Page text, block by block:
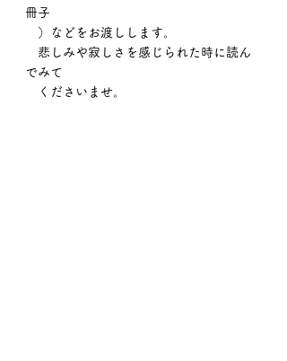
冊子
）などをお渡しします。
悲しみや寂しさを感じられた時に読ん
でみて
くださいませ。